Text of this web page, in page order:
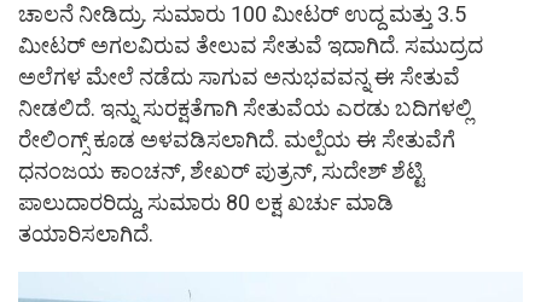
ಚಾಲನೆ ನೀಡಿದ್ರು. ಸುಮಾರು 100 ಮೀಟರ್ ಉದ್ದ ಮತ್ತು 3.5
ಮೀಟರ್ ಅಗಲವಿರುವ ತೇಲುವ ಸೇತುವೆ ಇದಾಗಿದೆ. ಸಮುದ್ರದ
ಅಲೆಗಳ ಮೇಲೆ ನಡೆದು ಸಾಗುವ ಅನುಭವವನ್ನ ಈ ಸೇತುವೆ
ನೀಡಲಿದೆ. ಇನ್ನು ಸುರಕ್ಷತೆಗಾಗಿ ಸೇತುವೆಯ ಎರಡು ಬದಿಗಳಲ್ಲಿ
ರೇಲಿಂಗ್ಸ್ ಕೂಡ ಅಳವಡಿಸಲಾಗಿದೆ. ಮಲ್ಪೆಯ ಈ ಸೇತುವೆಗೆ
ಧನಂಜಯ ಕಾಂಚನ್, ಶೇಖರ್ ಪುತ್ರನ್, ಸುದೇಶ್ ಶೆಟ್ಟಿ
ಪಾಲುದಾರರಿದ್ದು, ಸುಮಾರು 80 ಲಕ್ಷ ಖರ್ಚು ಮಾಡಿ
ತಯಾರಿಸಲಾಗಿದೆ.